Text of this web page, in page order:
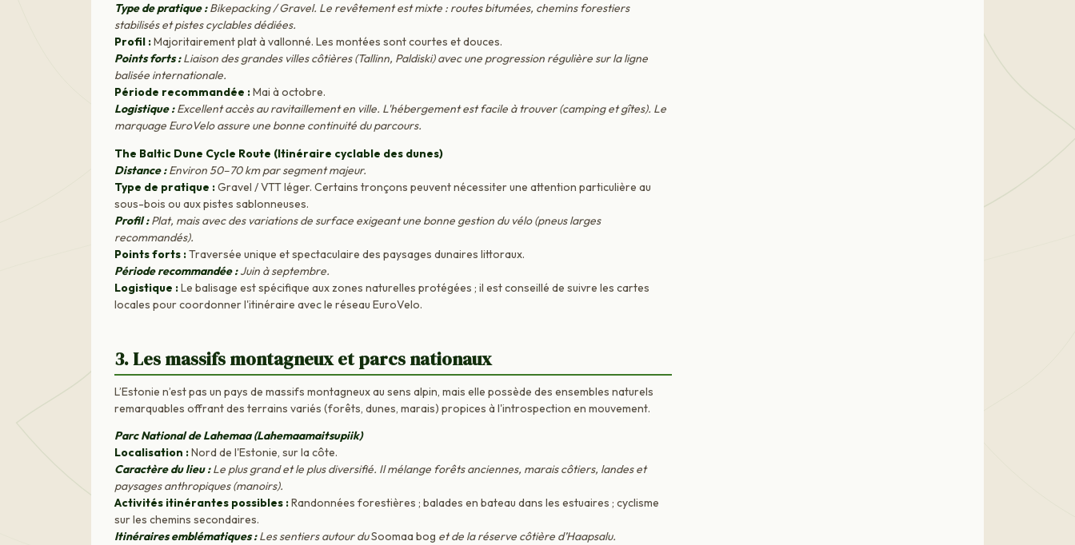
Type de pratique :Bikepacking / Gravel. Le revêtement est mixte : routes bitumées, chemins forestiers
stabilisés et pistes cyclables dédiées.
Profil :Majoritairement plat à vallonné. Les montées sont courtes et douces.
Points forts :Liaison des grandes villes côtières (Tallinn, Paldiski) avec une progression régulière sur la ligne
balisée internationale.
Période recommandée :Mai à octobre.
Logistique :Excellent accès au ravitaillement en ville. L'hébergement est facile à trouver (camping et gîtes). Le
marquage EuroVelo assure une bonne continuité du parcours.
The Baltic Dune Cycle Route (Itinéraire cyclable des dunes)
Distance :Environ 50–70 km par segment majeur.
Type de pratique :Gravel / VTT léger. Certains tronçons peuvent nécessiter une attention particulière au
sous-bois ou aux pistes sablonneuses.
Profil :Plat, mais avec des variations de surface exigeant une bonne gestion du vélo (pneus larges
recommandés).
Points forts :Traversée unique et spectaculaire des paysages dunaires littoraux.
Période recommandée :Juin à septembre.
Logistique :Le balisage est spécifique aux zones naturelles protégées ; il est conseillé de suivre les cartes
locales pour coordonner l'itinéraire avec le réseau EuroVelo.
3. Les massifs montagneux et parcs nationaux
L’Estonie n’est pas un pays de massifs montagneux au sens alpin, mais elle possède des ensembles naturels
remarquables offrant des terrains variés (forêts, dunes, marais) propices à l'introspection en mouvement.
Parc National de Lahemaa (Lahemaamaitsupiik)
Localisation :Nord de l'Estonie, sur la côte.
Caractère du lieu :Le plus grand et le plus diversifié. Il mélange forêts anciennes, marais côtiers, landes et
paysages anthropiques (manoirs).
Activités itinérantes possibles :Randonnées forestières ; balades en bateau dans les estuaires ; cyclisme
sur les chemins secondaires.
Itinéraires emblématiques :Les sentiers autour duSoomaa bog et de la réserve côtière d’Haapsalu.